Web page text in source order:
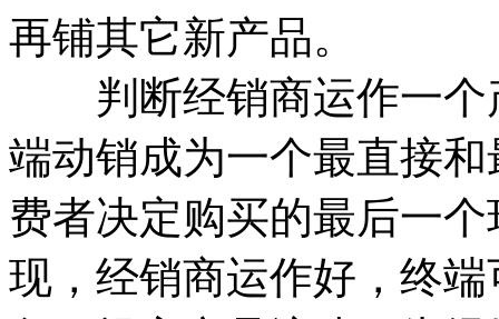
再铺其它新产品。
判断经销商运作一个
端动销成为一个最直接
费者决定购买的最后一
现，经销商运作好，终